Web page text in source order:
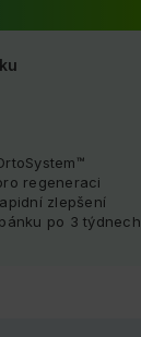
regeneraci
zlepšení
po 3 týdnech